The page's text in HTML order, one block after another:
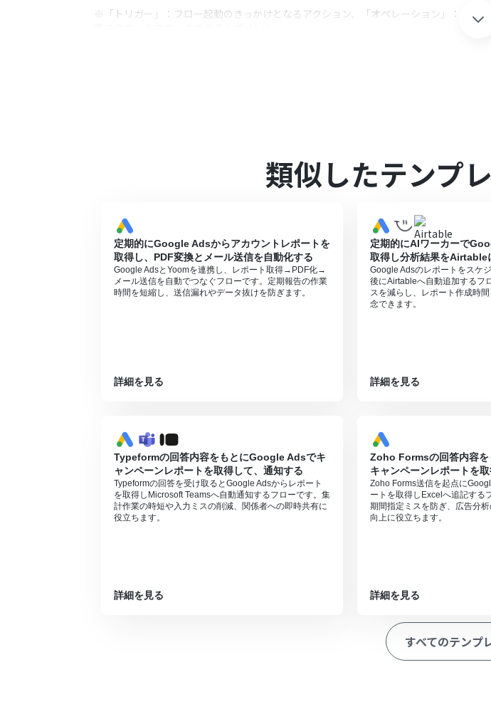
※「トリガー」：フロー起動のきっかけとなるアクション、「オペレーション」：トリ
トリガーは5分、10分、15分、30分、60分の間隔で起動間隔を選択できます
プランによって最短の起動間隔が異なりますので、ご注意ください
類似したテンプ
定期的にGoogle Adsからアカウントレポートを
取得し、PDF変換とメール送信を自動化する
Google AdsとYoomを連携し、レポート取得→PDF化→
メール送信を自動でつなぐフローです。定期報告の作業
時間を短縮し、送信漏れやデータ抜けを防ぎます。
詳細を見る
定期的にAIワーカーで
取得し分析結果をAirtable
Google Adsのレポートをスケ
後にAirtableへ自動追加するフ
スを減らし、レポート作成時
念できます。
詳細を見る
Typeformの回答内容をもとにGoogle Adsでキ
ャンペーンレポートを取得して、通知する
Typeformの回答を受け取るとGoogle Adsからレポート
を取得しMicrosoft Teamsへ自動通知するフローです。集
計作業の時短や入力ミスの削減、関係者への即時共有に
役立ちます。
詳細を見る
Zoho Formsの回答内容
キャンペーンレポートを
Zoho Forms送信を起点に
ートを取得しExcelへ追記する
期間指定ミスを防ぎ、広告分
向上に役立ちます。
詳細を見る
すべてのテンプ